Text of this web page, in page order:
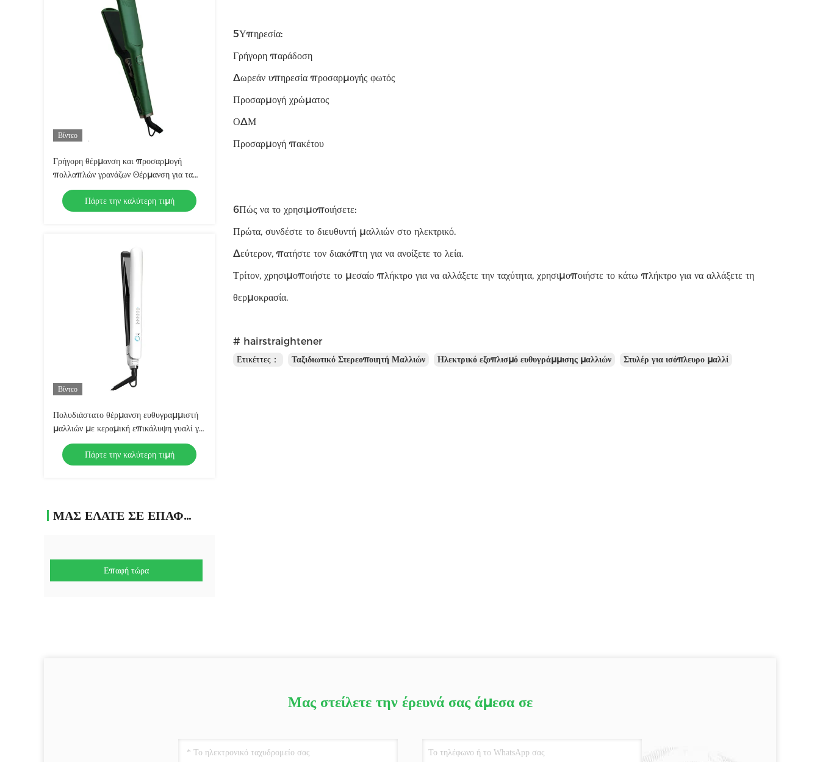
Βίντεο
Γρήγορη θέρμανση και προσαρμογή
πολλαπλών γρανάζων Θέρμανση για τα
μαλλιά
Πάρτε την καλύτερη τιμή
Βίντεο
Πολυδιάστατο θέρμανση ευθυγραμμιστή
μαλλιών με κεραμική επικάλυψη γυαλί για
το σαλόνι
Πάρτε την καλύτερη τιμή
ΜΑΣ ΕΛΆΤΕ ΣΕ ΕΠΑΦΉ ΜΕ
Επαφή τώρα
5Υπηρεσία:
Γρήγορη παράδοση
Δωρεάν υπηρεσία προσαρμογής φωτός
Προσαρμογή χρώματος
ΟΔΜ
Προσαρμογή πακέτου
6Πώς να το χρησιμοποιήσετε:
Πρώτα, συνδέστε το διευθυντή μαλλιών στο ηλεκτρικό.
Δεύτερον, πατήστε τον διακόπτη για να ανοίξετε το λεία.
Τρίτον, χρησιμοποιήστε το μεσαίο πλήκτρο για να αλλάξετε την ταχύτητα, χρησιμοποιήστε το κάτω πλήκτρο για να αλλάξετε τη
θερμοκρασία.
# hairstraightener
Ετικέττες： Ταξιδιωτικό Στερεοποιητή Μαλλιών Ηλεκτρικό εξοπλισμό ευθυγράμμισης μαλλιών Στυλέρ για ισόπλευρο μαλλί
Μας στείλετε την έρευνά σας άμεσα σε